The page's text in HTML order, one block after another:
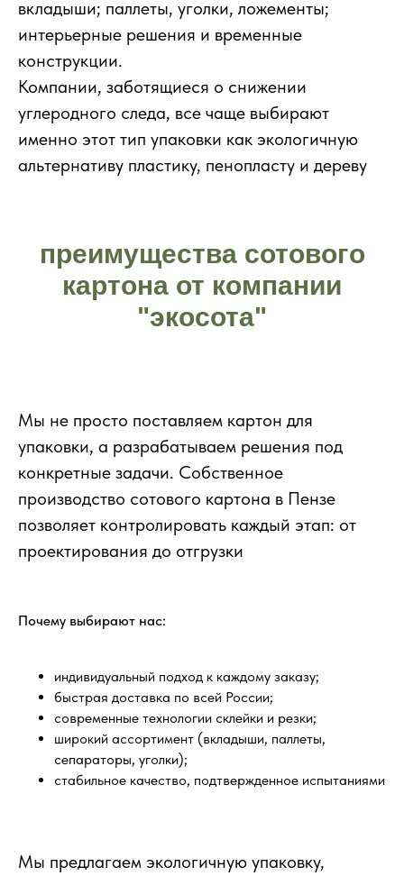
вкладыши; паллеты, уголки, ложементы;
интерьерные решения и временные
конструкции.
Компании, заботящиеся о снижении
углеродного следа, все чаще выбирают
именно этот тип упаковки как экологичную
альтернативу пластику, пенопласту и дереву
преимущества сотового
картона от компании
"экосота"
Мы не просто поставляем картон для
упаковки, а разрабатываем решения под
конкретные задачи. Собственное
производство сотового картона в Пензе
позволяет контролировать каждый этап: от
проектирования до отгрузки
Почему выбирают нас:
индивидуальный подход к каждому заказу;
быстрая доставка по всей России;
современные технологии склейки и резки;
широкий ассортимент (вкладыши, паллеты,
сепараторы, уголки);
стабильное качество, подтвержденное испытаниями
Мы предлагаем экологичную упаковку,